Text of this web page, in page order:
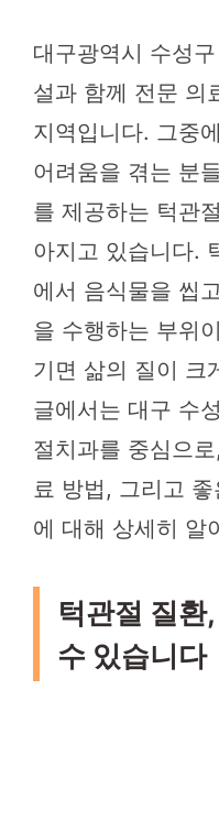
대구광역시 수성
설과 함께 전문 의
지역입니다. 그중
어려움을 겪는 분
를 제공하는 턱관
아지고 있습니다.
에서 음식물을 씹
을 수행하는 부위
기면 삶의 질이 크
글에서는 대구 수
절치과를 중심으
료 방법, 그리고
에 대해 상세히 알
턱관절 질환
수 있습니다